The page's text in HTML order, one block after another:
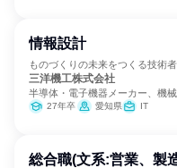
情報設計
ものづくりの未来をつくる技術者
三洋機工株式会社
半導体・電子機器メーカー、機
27年卒 愛知県 IT
総合職(文系:営業、製